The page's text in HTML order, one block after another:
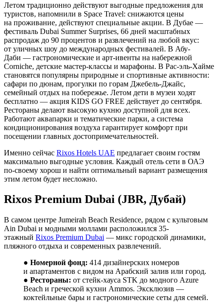
Летом традиционно действуют выгодные предложения для
туристов, напомнили в Space Travel: снижаются цены
на проживание, действуют специальные акции. В Дубае —
фестиваль Dubai Summer Surprises, 66 дней масштабных
распродаж до 90 процентов и развлечений на любой вкус:
от уличных шоу до международных фестивалей. В Абу-
Даби — гастрономические и арт-ивенты на набережной
Corniche, детские мастер-классы и марафоны. В Рас-эль-Хайме
становятся популярны природные и спортивные активности:
сафари по дюнам, прогулки по горам Джебель-Джайс,
семейный отдых на побережье. Летом дети в музеи ходят
бесплатно — акция KIDS GO FREE действует до сентября.
Рестораны делают высокую кухню доступной для всех.
Работают аквапарки и тематические парки, а система
кондиционирования воздуха гарантирует комфорт при
посещении главных достопримечательностей.
Именно сейчас Rixos Hotels UAE предлагает своим гостям
максимально выгодные условия. Каждый отель сети в ОАЭ
по-своему хорош и найти оптимальный вариант размещения
этим летом будет несложно.
Rixos Premium Dubai (JBR, Дубай)
В самом центре Jumeirah Beach Residence, рядом с культовым
Ain Dubai и модными моллами расположился 35-
этажный Rixos Premium Dubai — микс городской динамики,
пляжного отдыха и современных развлечений.
● Номерной фонд: 414 дизайнерских номеров
и апартаментов с видом на Арабский залив или город.
● Рестораны: от стейк-хауса STK до модного Azure
Beach и греческой кухни Ammos. Эксклюзив —
коктейльные бары и гастрономические сеты для семей.